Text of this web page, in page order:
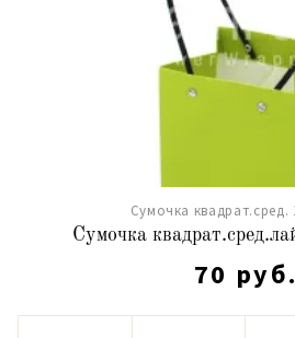
Сумочка квадрат.сред.
Сумочка
70 руб.